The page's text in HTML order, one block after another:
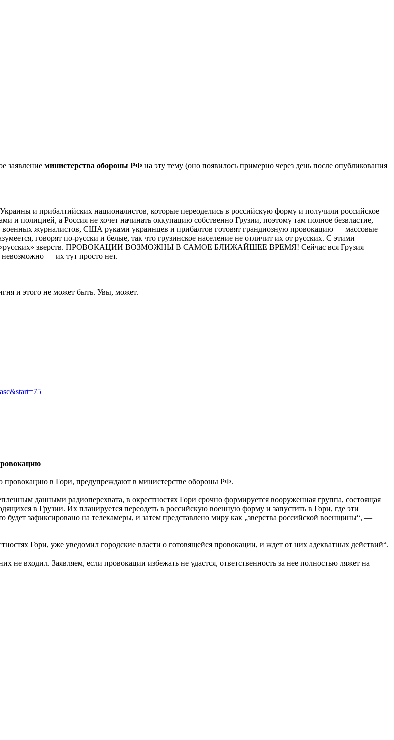
заявление министерства обороны РФ на эту тему (оно появилось примерно через день после опубликования
и прибалтийских националистов, которые переоделись в российскую форму и получили российское
и полицией, а Россия не хочет начинать оккупацию собственно Грузии, поэтому там полное безвластие,
военных журналистов, США руками украинцев и прибалтов готовят грандиозную провокацию — массовые
говорят по-русски и белые, так что грузинское население не отличит их от русских. С этими
«русских» зверств. ПРОВОКАЦИИ ВОЗМОЖНЫ В САМОЕ БЛИЖАЙШЕЕ ВРЕМЯ! Сейчас вся Грузия
невозможно — их тут просто нет.
и этого не может быть. Увы, может.
в Гори, предупреждают в министерстве обороны РФ.
данными радиоперехвата, в окрестностях Гори срочно формируется вооруженная группа, состоящая
в Грузии. Их планируется переодеть в российскую военную форму и запустить в Гори, где эти
зафиксировано на телекамеры, и затем представлено миру как „зверства российской военщины“, —
Гори, уже уведомил городские власти о готовящейся провокации, и ждет от них адекватных действий“.
не входил. Заявляем, если провокации избежать не удастся, ответственность за нее полностью ляжет на